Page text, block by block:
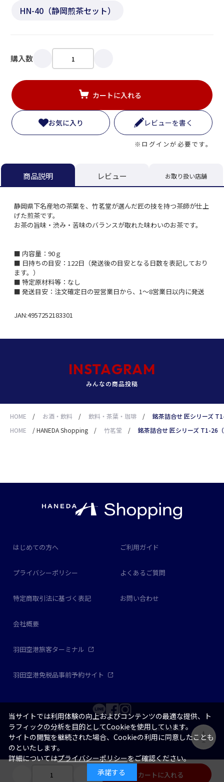
HOME / お酒・飲料 / 飲料・茶葉・珈琲 /
銘茶詰合せ 匠シリーズ
HOME
/HANEDA Shopping / 竹茗堂 / 銘茶詰合せ 匠シリーズ T1-26
HN-40（静岡煎茶セット）
購入数
カートに入れる
お気に入り レビューを書く
※ログインが必要です。
カートに入れる
商品説明 レビュー お取り扱い店舗
静岡県下名産地の茶葉を、竹茗堂が選んだ匠の技を持つ茶師が仕上
げた煎茶です。
お茶の旨味・渋み・苦味のバランスが取れた味わいのお茶です。
■ 内容量：90ｇ
■ 日持ちの目安：122日（発送後の目安となる日数を表記しており
ます。）
■ 特定原材料等：なし
■ 発送目安：注文確定日の翌営業日から、1～8営業日以内に発送
JAN:4957252183301
INSTAGRAM
みんなの商品投稿
はじめての方へ ご利用ガイド
プライバシーポリシー よくあるご質問
特定商取引法に基づく表記 お問い合わせ
会社概要
羽田空港旅客ターミナル
羽田空港免税品事前予約サイト
Copyright © Japan Airport Terminal Co., Ltd. all right reserved.
当サイトでは利用体験の向上およびコンテンツの最適な提供、ト
ラフィックの分析を目的としてCookieを使用しています。
サイトの閲覧を継続された場合、Cookieの利用に同意したことも
のといたします。
詳細についてはプライバシーポリシーをご確認ください。
承諾する